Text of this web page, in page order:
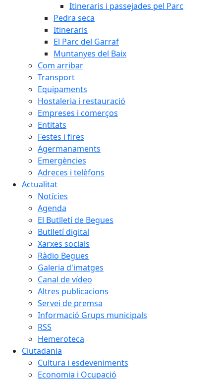
Itineraris i passejades pel Parc
Pedra seca
Itineraris
El Parc del Garraf
Muntanyes del Baix
Com arribar
Transport
Equipaments
Hostaleria i restauració
Empreses i comerços
Entitats
Festes i fires
Agermanaments
Emergències
Adreces i telèfons
Actualitat
Notícies
Agenda
El Butlletí de Begues
Butlletí digital
Xarxes socials
Ràdio Begues
Galeria d'imatges
Canal de vídeo
Altres publicacions
Servei de premsa
Informació Grups municipals
RSS
Hemeroteca
Ciutadania
Cultura i esdeveniments
Economia i Ocupació